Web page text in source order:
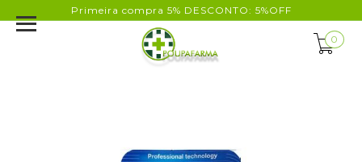
Primeira compra 5% DESCONTO: 5%OFF
0